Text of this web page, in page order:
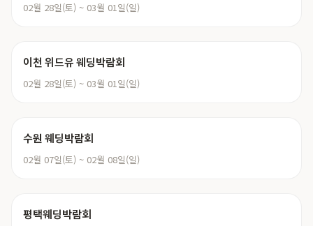
02월 28일(토) ~ 03월 01일(일)
이천 위드유 웨딩박람회
02월 28일(토) ~ 03월 01일(일)
수원 웨딩박람회
02월 07일(토) ~ 02월 08일(일)
평택웨딩박람회